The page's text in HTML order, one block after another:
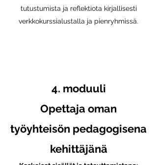
tutustumista ja reflektiota kirjallisesti
verkkokurssialustalla ja pienryhmissä.
4. moduuli
Opettaja oman
työyhteisön pedagogisena
kehittäjänä